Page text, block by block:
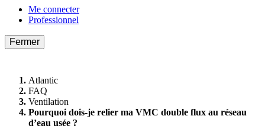
Me connecter
Professionnel
Fermer
Atlantic
FAQ
Ventilation
Pourquoi dois-je relier ma VMC double flux au réseau
d’eau usée ?